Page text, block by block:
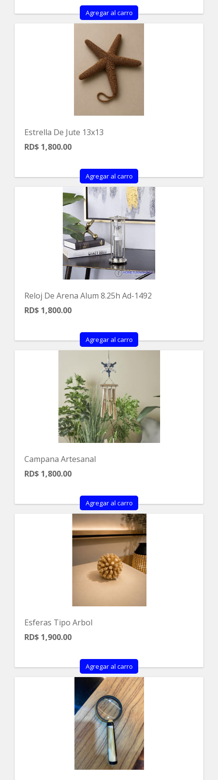
Agregar al carro
Estrella De Jute 13x13
RD$ 1,800.00
Agregar al carro
Reloj De Arena Alum 8.25h Ad-1492
RD$ 1,800.00
Agregar al carro
Campana Artesanal
RD$ 1,800.00
Agregar al carro
Esferas Tipo Arbol
RD$ 1,900.00
Agregar al carro